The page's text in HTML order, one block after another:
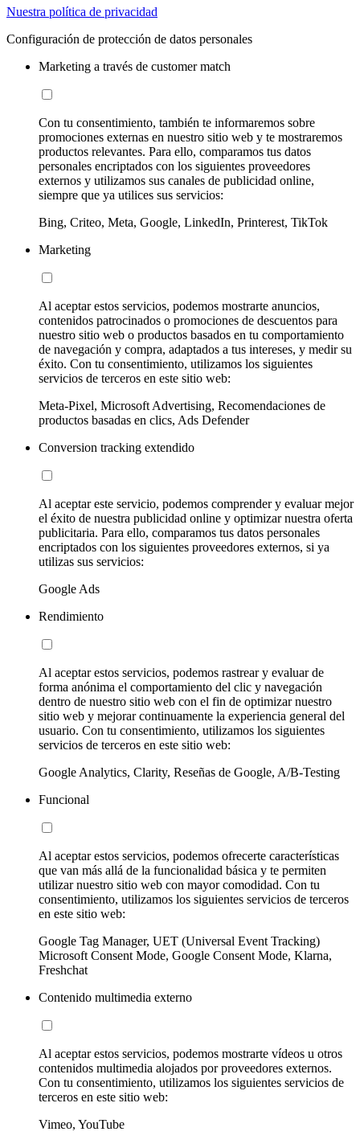
Nuestra política de privacidad
Configuración de protección de datos personales
Marketing a través de customer match
Con tu consentimiento, también te informaremos sobre
promociones externas en nuestro sitio web y te mostraremos
productos relevantes. Para ello, comparamos tus datos
personales encriptados con los siguientes proveedores
externos y utilizamos sus canales de publicidad online,
siempre que ya utilices sus servicios:
Bing, Criteo, Meta, Google, LinkedIn, Printerest, TikTok
Marketing
Al aceptar estos servicios, podemos mostrarte anuncios,
contenidos patrocinados o promociones de descuentos para
nuestro sitio web o productos basados en tu comportamiento
de navegación y compra, adaptados a tus intereses, y medir su
éxito. Con tu consentimiento, utilizamos los siguientes
servicios de terceros en este sitio web:
Meta-Pixel, Microsoft Advertising, Recomendaciones de
productos basadas en clics, Ads Defender
Conversion tracking extendido
Al aceptar este servicio, podemos comprender y evaluar mejor
el éxito de nuestra publicidad online y optimizar nuestra oferta
publicitaria. Para ello, comparamos tus datos personales
encriptados con los siguientes proveedores externos, si ya
utilizas sus servicios:
Google Ads
Rendimiento
Al aceptar estos servicios, podemos rastrear y evaluar de
forma anónima el comportamiento del clic y navegación
dentro de nuestro sitio web con el fin de optimizar nuestro
sitio web y mejorar continuamente la experiencia general del
usuario. Con tu consentimiento, utilizamos los siguientes
servicios de terceros en este sitio web:
Google Analytics, Clarity, Reseñas de Google, A/B-Testing
Funcional
Al aceptar estos servicios, podemos ofrecerte características
que van más allá de la funcionalidad básica y te permiten
utilizar nuestro sitio web con mayor comodidad. Con tu
consentimiento, utilizamos los siguientes servicios de terceros
en este sitio web:
Google Tag Manager, UET (Universal Event Tracking)
Microsoft Consent Mode, Google Consent Mode, Klarna,
Freshchat
Contenido multimedia externo
Al aceptar estos servicios, podemos mostrarte vídeos u otros
contenidos multimedia alojados por proveedores externos.
Con tu consentimiento, utilizamos los siguientes servicios de
terceros en este sitio web:
Vimeo, YouTube